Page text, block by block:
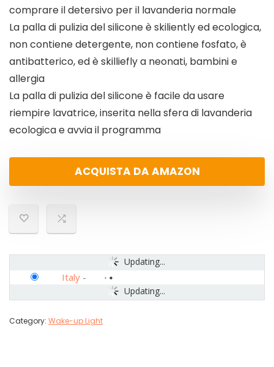
comprare il detersivo per il lavanderia normale
La palla di pulizia del silicone è skiliently ed ecologica,
non contiene detergente, non contiene fosfato, è
antibatterico, ed è skilliefly a neonati, bambini e
allergia
La palla di pulizia del silicone è facile da usare
riempire lavatrice, inserita nella sfera di lavanderia
ecologica e avvia il programma
ACQUISTA DA AMAZON
Updating...
Updating...
Italy -
Category: Wake-up Light